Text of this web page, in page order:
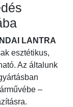
LANTRA
esztétikus,
Az általunk
–